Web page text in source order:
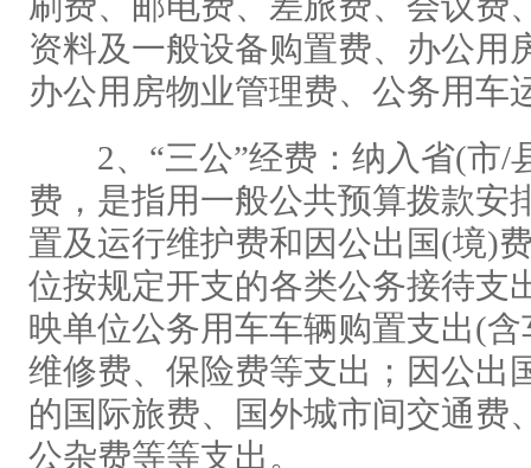
资料及一般设备购置费、办公用
办公用房物业管理费、公务用车
2、“三公”经费：纳入省(市/
费，是指用一般公共预算拨款安
置及运行维护费和因公出国(境)
位按规定开支的各类公务接待支
映单位公务用车车辆购置支出(
维修费、保险费等支出；因公出
的国际旅费、国外城市间交通费
公杂费等等支出。